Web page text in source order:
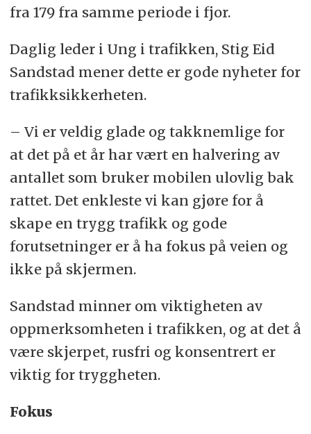
fra 179 fra samme periode i fjor.
Daglig leder i Ung i trafikken, Stig Eid
Sandstad mener dette er gode nyheter for
trafikksikkerheten.
– Vi er veldig glade og takknemlige for
at det på et år har vært en halvering av
antallet som bruker mobilen ulovlig bak
rattet. Det enkleste vi kan gjøre for å
skape en trygg trafikk og gode
forutsetninger er å ha fokus på veien og
ikke på skjermen.
Sandstad minner om viktigheten av
oppmerksomheten i trafikken, og at det å
være skjerpet, rusfri og konsentrert er
viktig for tryggheten.
Fokus